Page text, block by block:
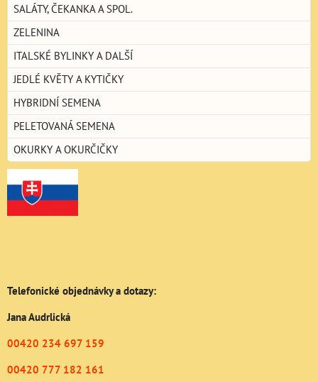
SALÁTY, ČEKANKA A SPOL.
ZELENINA
ITALSKÉ BYLINKY A DALŠÍ
JEDLÉ KVĚTY A KYTIČKY
HYBRIDNÍ SEMENA
PELETOVANÁ SEMENA
OKURKY A OKURČIČKY
Telefonické objednávky a dotazy:
Jana Audrlická
00420 234 697 159
00420 777 182 161